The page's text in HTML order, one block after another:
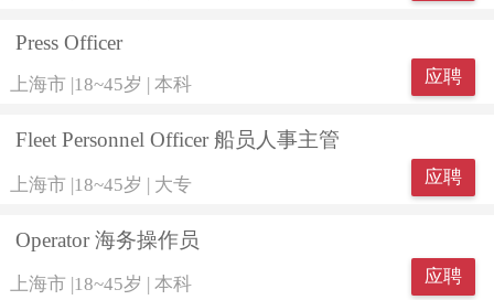
Press Officer
上海市 18~45岁 本科 应聘
Fleet Personnel Officer 船员人事主管
上海市 |18~45岁 | 大专 应聘
Operator 海务操作员
上海市 |18~45岁 | 本科 应聘